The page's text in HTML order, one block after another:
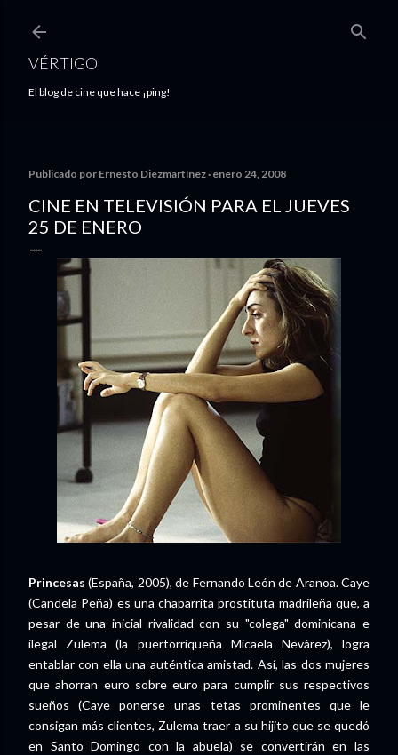
VÉRTIGO
El blog de cine que hace ¡ping!
Publicado por Ernesto Diezmartínez enero 24, 2008
CINE EN TELEVISIÓN PARA EL JUEVES
25 DE ENERO
Princesas (España, 2005), de Fernando León de Aranoa. Caye
(Candela Peña) es una chaparrita prostituta madrileña que, a
pesar de una inicial rivalidad con su "colega" dominicana e
ilegal Zulema (la puertorriqueña Micaela Nevárez), logra
entablar con ella una auténtica amistad. Así, las dos mujeres
que ahorran euro sobre euro para cumplir sus respectivos
sueños (Caye ponerse unas tetas prominentes que le
consigan más clientes, Zulema traer a su hijito que se quedó
en Santo Domingo con la abuela) se convertirán en las